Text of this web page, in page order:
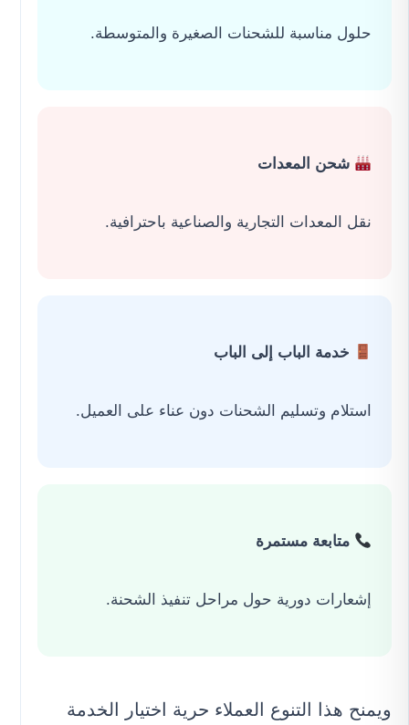
حلول مناسبة للشحنات الصغيرة والمتوسطة.
شحن المعدات
نقل المعدات التجارية والصناعية باحترافية.
خدمة الباب إلى الباب
استلام وتسليم الشحنات دون عناء على العميل.
متابعة مستمرة
إشعارات دورية حول مراحل تنفيذ الشحنة.
ويمنح هذا التنوع العملاء حرية اختيار الخدمة